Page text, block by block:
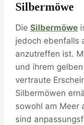
Silbermöwe
Die Silbermöwe
jedoch ebenfalls
anzutreffen ist.
und ihrem
vertraute
Silbermöwen
sowohl am Meer
sind